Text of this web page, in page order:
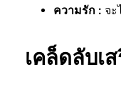
ความรัก : จ
เคล็ดลับเ